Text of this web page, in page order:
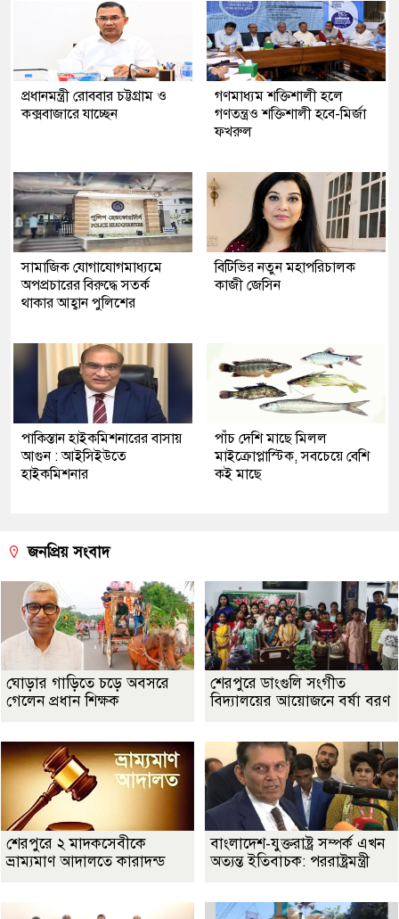
প্রধানমন্ত্রী রোববার চট্টগ্রাম ও
কক্সবাজারে যাচ্ছেন
গণমাধ্যম শক্তিশালী হলে
গণতন্ত্রও শক্তিশালী হবে-মির্জা
ফখরুল
সামাজিক যোগাযোগমাধ্যমে
অপপ্রচারের বিরুদ্ধে সতর্ক
থাকার আহ্বান পুলিশের
বিটিভির নতুন মহাপরিচালক
কাজী জেসিন
পাকিস্তান হাইকমিশনারের বাসায়
আগুন : আইসিইউতে
হাইকমিশনার
পাঁচ দেশি মাছে মিলল
মাইক্রোপ্লাস্টিক, সবচেয়ে বেশি
কই মাছে
জনপ্রিয় সংবাদ
ঘোড়ার গাড়িতে চড়ে অবসরে
গেলেন প্রধান শিক্ষক
শেরপুরে ডাংগুলি সংগীত
বিদ্যালয়ের আয়োজনে বর্ষা বরণ
শেরপুরে ২ মাদকসেবীকে
ভ্রাম্যমাণ আদালতে কারাদন্ড
বাংলাদেশ-যুক্তরাষ্ট্র সম্পর্ক এখন
অত্যন্ত ইতিবাচক: পররাষ্ট্রমন্ত্রী